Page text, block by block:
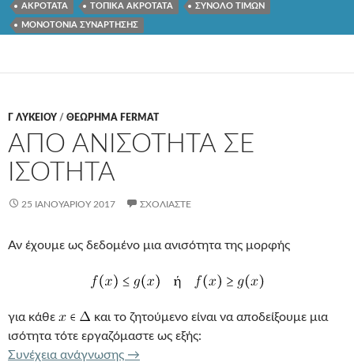
ΑΚΡΟΤΑΤΑ ΤΟΠΙΚΑ ΑΚΡΟΤΑΤΑ ΣΥΝΟΛΟ ΤΙΜΩΝ
ΜΟΝΟΤΟΝΙΑ ΣΥΝΑΡΤΗΣΗΣ
Γ ΛΥΚΕΊΟΥ / ΘΕΩΡΗΜΑ FERMAT
ΑΠΟ ΑΝΙΣΟΤΗΤΑ ΣΕ
ΙΣΟΤΗΤΑ
25 ΙΑΝΟΥΑΡΊΟΥ 2017 ΣΧΟΛΙΆΣΤΕ
Αν έχουμε ως δεδομένο μια ανισότητα της μορφής
για κάθε
και το ζητούμενο είναι να αποδείξουμε μια
ισότητα τότε εργαζόμαστε ως εξής:
Συνέχεια ανάγνωσης ΑΠΟ ΑΝΙΣΟΤΗΤΑ ΣΕ ΙΣΟΤΗΤΑ
→